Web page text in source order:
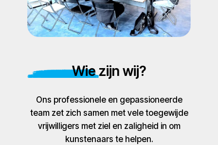
Wie zijn wij?
Ons professionele en gepassioneerde
team zet zich samen met vele toegewijde
vrijwilligers met ziel en zaligheid in om
kunstenaars te helpen.